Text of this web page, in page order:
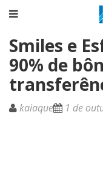
Smiles e
90% de
kaiaque 1 de